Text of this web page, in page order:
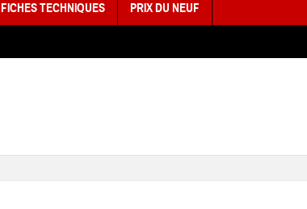
FICHES TECHNIQUES PRIX DU NEUF